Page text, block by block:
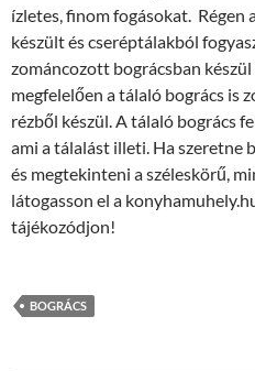
ízletes, finom fogásokat. Régen
készült és cseréptálakból
zománcozott bográcsban
megfelelően a tálaló bogrács is
rézből készül. A tálaló bogrács
ami a tálalást illeti. Ha szeretne
és megtekinteni a széleskörű,
látogasson el a
tájékozódjon!
BOGRÁCS